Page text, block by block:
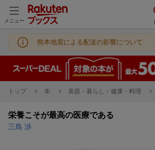
メニュー
熊本地震による配送の影響について
トップ 本 美容・暮らし・健康・料理
栄養こそが最高の医療である
三島 渉